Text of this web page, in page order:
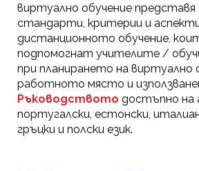
виртуално обучение представя
стандарти, критерии и
дистанционното обучение,
подпомогнат учителите /
при планирането на виртуално
работното място и
Ръководството достъпно на
португалски, естонски,
гръцки и полски език.